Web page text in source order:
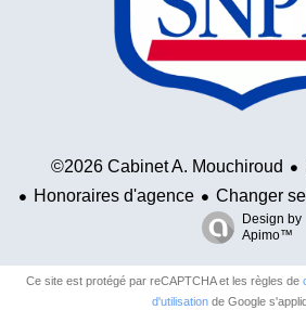
©2026 Cabinet A. Mouchiroud
Honoraires d'agence
Changer
Design by
Apimo™
Ce site est protégé par reCAPTCHA et les règles de
d'utilisation de Google